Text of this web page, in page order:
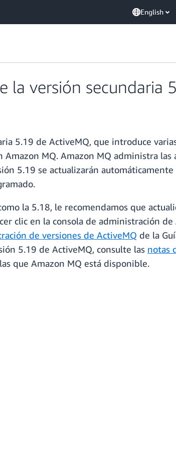
English
la versión secundaria
5.19 de ActiveMQ, que introduce
MQ. Amazon MQ administra las
5.19 se actualizarán
la 5.18, le recomendamos que
clic en la consola de administración
de versiones de ActiveMQ de la
5.19 de ActiveMQ, consulte las notas
que Amazon MQ está disponible.